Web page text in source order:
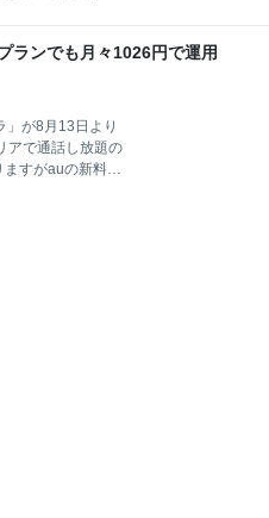
。 ※2015年1月31
別割引対象機種
更になったので
参照して下さ
たXperia Z3
る！1月30日以降
ランでも月々1026円で運用
」が8月13日より
アで通話し放題の
すがauの新料金